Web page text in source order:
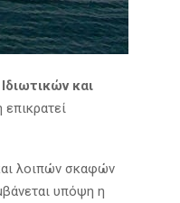
και
λοιπών σκαφών
υπόψη η